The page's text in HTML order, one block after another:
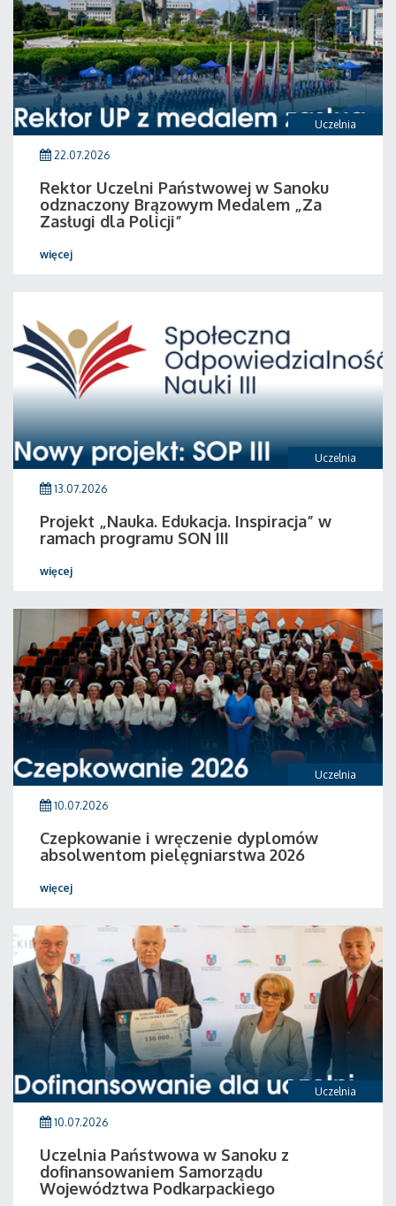
Uczelnia
22.07.2026
Rektor Uczelni Państwowej w Sanoku
odznaczony Brązowym Medalem „Za
Zasługi dla Policji”
więcej
Uczelnia
13.07.2026
Projekt „Nauka. Edukacja. Inspiracja” w
ramach programu SON III
więcej
Uczelnia
10.07.2026
Czepkowanie i wręczenie dyplomów
absolwentom pielęgniarstwa 2026
więcej
Uczelnia
10.07.2026
Uczelnia Państwowa w Sanoku z
dofinansowaniem Samorządu
Województwa Podkarpackiego